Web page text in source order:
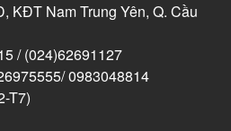
KĐT Nam Trung Yên, Q. Cầu
/ (024)62691127
0983048814
T7)